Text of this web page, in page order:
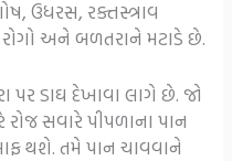
ઉધરસ, રક્તસ્ત્રાવ
રોગો અને બળતરાને મટાડે છે.
પર ડાઘ દેખાવા લાગે છે. જો
સવારે પીપળાના પાન
થશે. તમે પાન ચાવવાને